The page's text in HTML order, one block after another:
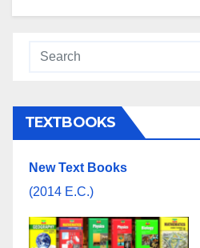
TEXTBOOKS
New Text Books
(2014 E.C.)